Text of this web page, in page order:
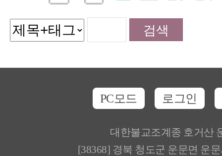
PC모드 로그인
대한불교조계종 호거산
[38368] 경북 청도군 운문면 운